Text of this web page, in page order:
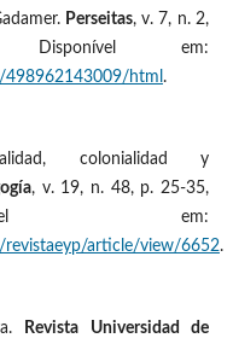
Perseitas, v. 7, n. 2,
em:
html .
colonialidad y
, v. 19, n. 48, p. 25-35,
em:
revistaeyp/article/view/6652.
Revista Universidad de